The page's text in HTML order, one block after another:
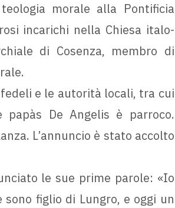
morale alla Pontificia
incarichi nella Chiesa italo-
di Cosenza, membro di
e le autorità locali, tra cui
De Angelis è parroco.
L’annuncio è stato accolto
le sue prime parole: «Io
figlio di Lungro, e oggi un